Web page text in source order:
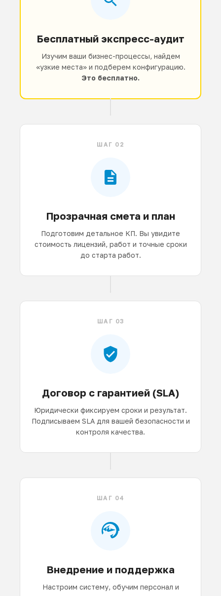
Бесплатный экспресс-аудит
Изучим ваши бизнес-процессы, найдем
«узкие места» и подберем конфигурацию.
Это бесплатно.
ШАГ 02
Прозрачная смета и план
Подготовим детальное КП. Вы увидите
стоимость лицензий, работ и точные сроки
до старта работ.
ШАГ 03
Договор с гарантией (SLA)
Юридически фиксируем сроки и результат.
Подписываем SLA для вашей безопасности и
контроля качества.
ШАГ 04
Внедрение и поддержка
Настроим систему, обучим персонал и